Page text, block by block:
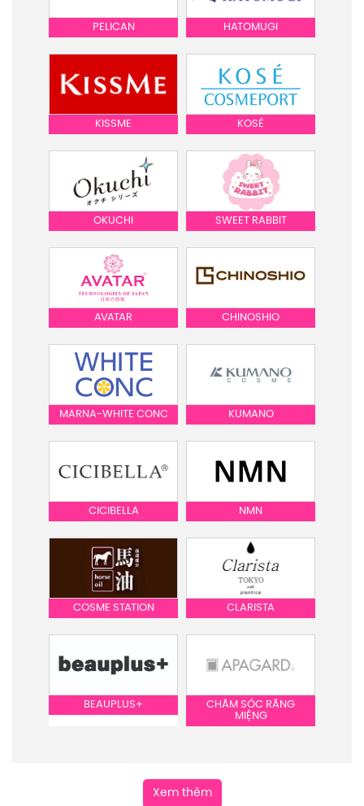
PELICAN HATOMUGI
KISSME KOSÉ
OKUCHI SWEET RABBIT
AVATAR CHINOSHIO
MARNA-WHITE CONC KUMANO
CICIBELLA NMN
COSME STATION CLARISTA
BEAUPLUS+
CHĂM SÓC RĂNG
MIỆNG
Xem thêm